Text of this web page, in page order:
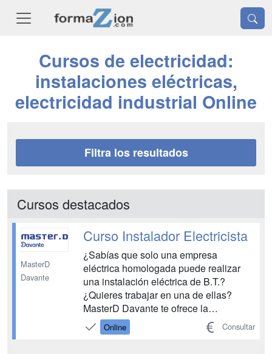
Cursos de electricidad:
instalaciones eléctricas,
electricidad industrial Online
Filtra los resultados
Cursos destacados
MasterD
Davante
Curso Instalador Electricista
¿Sabías que solo una empresa
eléctrica homologada puede realizar
una instalación eléctrica de B.T.?
¿Quieres trabajar en una de ellas?
MasterD Davante te ofrece la
posibilidad prepararte para una de las
profesiones más demandadas y
Online Consultar